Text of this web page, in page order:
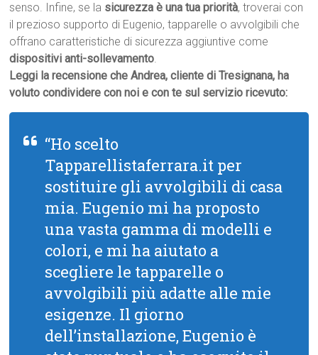
senso. Infine, se la sicurezza è una tua priorità, troverai con
il prezioso supporto di Eugenio, tapparelle o avvolgibili che
offrano caratteristiche di sicurezza aggiuntive come
dispositivi anti-sollevamento.
Leggi la recensione che Andrea, cliente di Tresignana, ha
voluto condividere con noi e con te sul servizio ricevuto:
“Ho scelto
Tapparellistaferrara.it per
sostituire gli avvolgibili di casa
mia. Eugenio mi ha proposto
una vasta gamma di modelli e
colori, e mi ha aiutato a
scegliere le tapparelle o
avvolgibili più adatte alle mie
esigenze. Il giorno
dell’installazione, Eugenio è